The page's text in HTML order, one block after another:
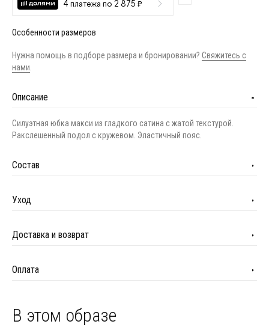
4 платежа по 2 875 ₽
Особенности размеров
Нужна помощь в подборе размера и бронировании? Свяжитесь с
нами
Описание
Силуэтная юбка макси из гладкого сатина с жатой текстурой.
Ракслешенный подол с кружевом. Эластичный пояс.
Состав
Уход
Доставка и возврат
Оплата
В этом образе